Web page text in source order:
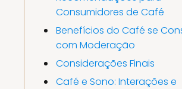
Consumidores de Café
Benefícios do Café se
com Moderação
Considerações Finais
Café e Sono: Interações e